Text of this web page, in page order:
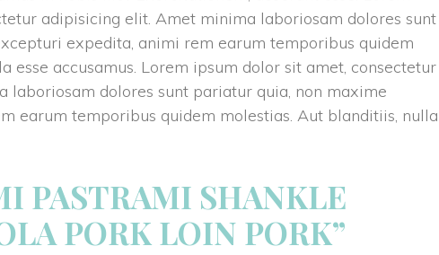
adipisicing elit. Amet minima laboriosam dolores sunt
expedita, animi rem earum temporibus quidem
esse accusamus. Lorem ipsum dolor sit amet, consectetur
laboriosam dolores sunt pariatur quia, non maxime
earum temporibus quidem molestias. Aut blanditiis, nulla
PASTRAMI SHANKLE
PORK LOIN PORK”